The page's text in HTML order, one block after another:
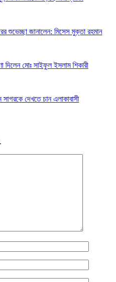
শুভেচ্ছা জানালেন: মিসেস মুক্তা রহমান
দিলেন মোঃ সাইফুল ইসলাম শিকারী
দেখতে চান এলাকাবাসী